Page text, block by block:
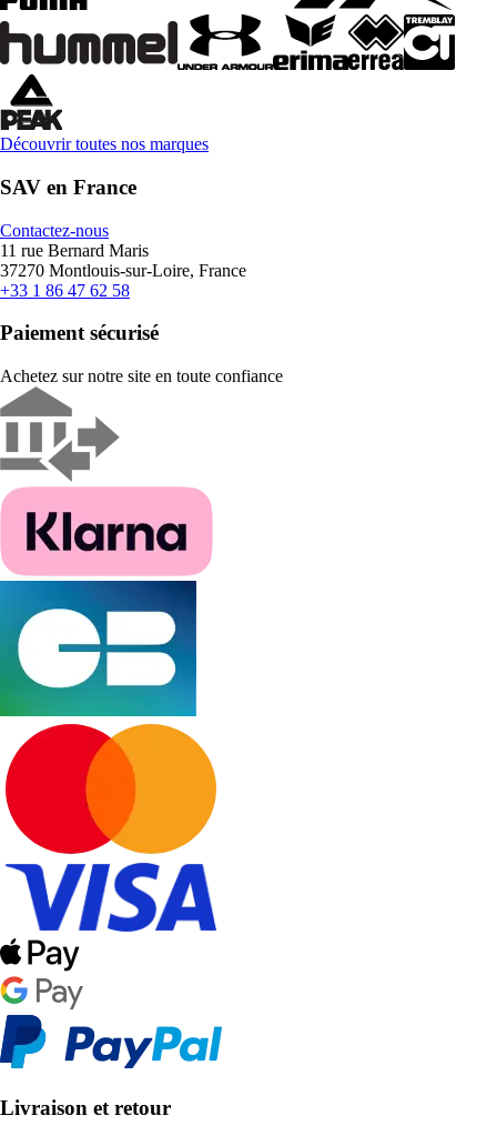
Découvrir toutes nos marques
SAV en France
Contactez-nous
11 rue Bernard Maris
37270 Montlouis-sur-Loire, France
+33 1 86 47 62 58
Paiement sécurisé
Achetez sur notre site en toute confiance
Livraison et retour